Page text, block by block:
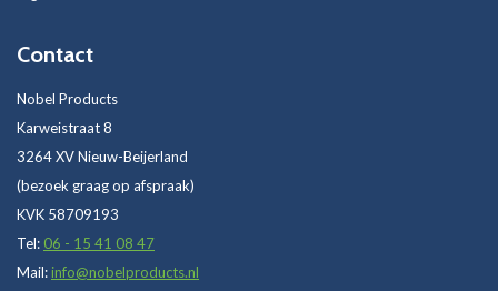
Contact
Nobel Products
Karweistraat 8
3264 XV Nieuw-Beijerland
(bezoek graag op afspraak)
KVK 58709193
Tel: 06 - 15 41 08 47
Mail: info@nobelproducts.nl